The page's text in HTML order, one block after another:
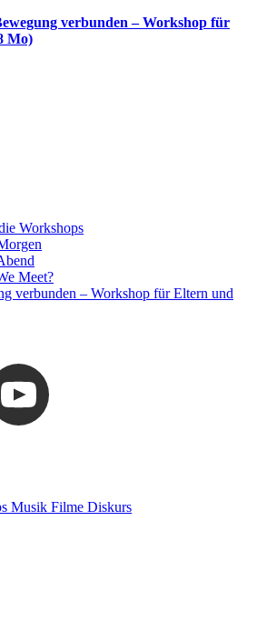
verbunden – Workshop für
Mo)
Workshops
Meet?
verbunden – Workshop für Eltern und
Musik Filme Diskurs